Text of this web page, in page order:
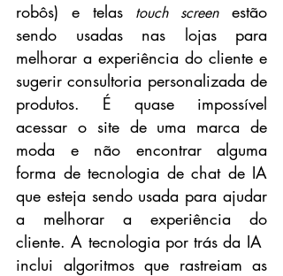
robôs) e telas touch screen estão
sendo usadas ​​nas lojas para
melhorar a experiência do cliente e
sugerir consultoria personalizada de
produtos. É quase impossível
acessar o site de uma marca de
moda e não encontrar alguma
forma de tecnologia de chat de IA
que esteja sendo usada para ajudar
a melhorar a experiência do
cliente. A tecnologia por trás da IA ​​
inclui algoritmos que rastreiam as